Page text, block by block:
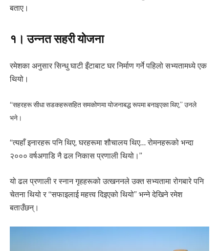
बताए।
१। उन्नत सहरी योजना
रमेशका अनुसार सिन्धु घाटी इँटाबाट घर निर्माण गर्ने पहिलो सभ्यतामध्ये एक
थियो।
“सहरहरू सीधा सडकहरूसहित समकोणमा योजनाबद्ध रूपमा बनाइएका थिए,” उनले
भने।
“त्यहाँ इनारहरू पनि थिए, घरहरूमा शौचालय थिए… रोमनहरूको भन्दा
२००० वर्षअगाडि नै ढल निकास प्रणाली थियो।”
यो ढल प्रणाली र स्नान गृहहरूको उत्खननले उक्त सभ्यतामा रोगबारे पनि
चेतना थियो र “सफाइलाई महत्त्व दिइएको थियो” भन्ने देखिने रमेश
बताउँछन्।